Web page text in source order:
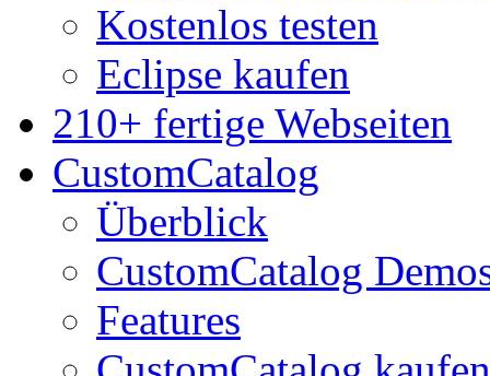
Kostenlos testen
Eclipse kaufen
210+ fertige Webseiten
CustomCatalog
Überblick
CustomCatalog
Features